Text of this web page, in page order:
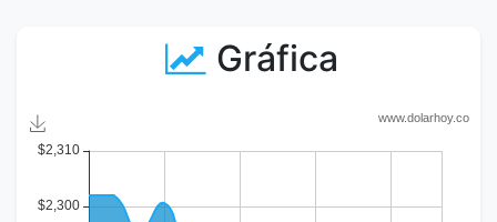
Gráfica